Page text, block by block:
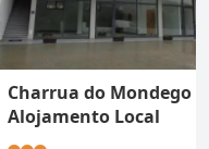
Charrua do Mondego -
Alojamento Local